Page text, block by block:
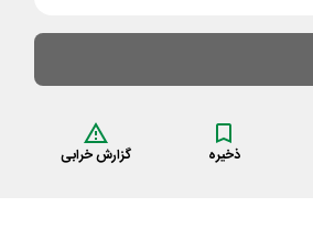
ذخیره گزارش خرابی